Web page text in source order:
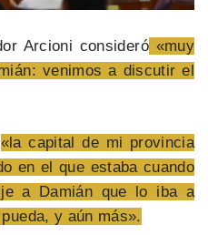
Arcioni consideró«muy
venimos a discutir el
«la capital de mi provincia
en el que estaba cuando
a Damián que lo iba a
y aún más».